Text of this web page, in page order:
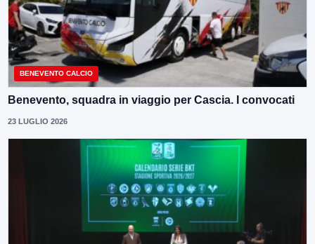
BENEVENTO CALCIO
Benevento, squadra in viaggio per Cascia. I convocati
23 LUGLIO 2026